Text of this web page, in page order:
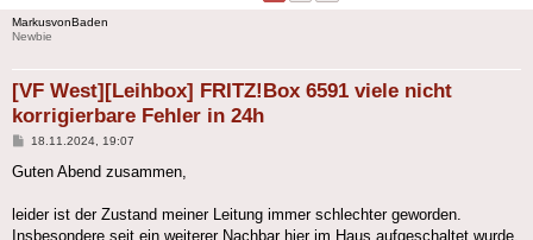
MarkusvonBaden
Newbie
[VF West][Leihbox] FRITZ!Box 6591 viele nicht
korrigierbare Fehler in 24h
Beitrag
18.11.2024, 19:07
Guten Abend zusammen,
leider ist der Zustand meiner Leitung immer schlechter geworden.
Insbesondere seit ein weiterer Nachbar hier im Haus aufgeschaltet wurde.